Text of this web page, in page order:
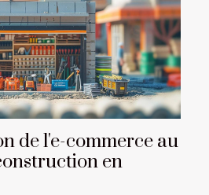
de l'e-commerce au
en